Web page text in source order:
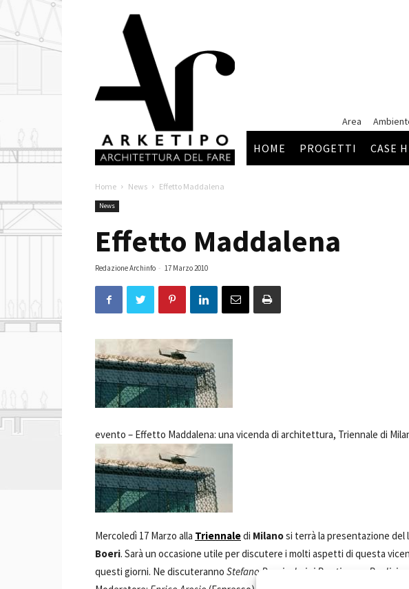
Arketipo
Area
HOME PROGETTI CASE
Home News Effetto Maddalena
News
Effetto Maddalena
Redazione Archinfo - 17 Marzo 2010
evento – Effetto Maddalena: una vicenda di architettura, Triennale di
Mercoledì 17 Marzo alla Triennaledi Milanosi terrà la presentazione del
Boeri. Sarà un occasione utile per discutere i molti aspetti di questa
questi giorni. Ne discuteranno Stefano Boeri
Luigi Prestinenza Puglisi